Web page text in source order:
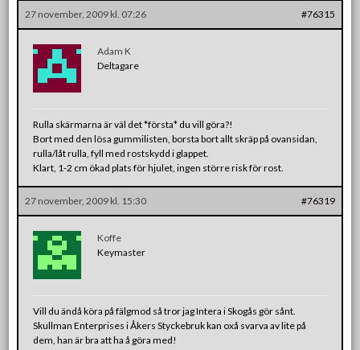
27 november, 2009 kl. 07:26 #76315
Adam K
Deltagare
Rulla skärmarna är väl det *första* du vill göra?!
Bort med den lösa gummilisten, borsta bort allt skräp på ovansidan,
rulla/låt rulla, fyll med rostskydd i glappet.
Klart, 1-2 cm ökad plats för hjulet, ingen större risk för rost.
27 november, 2009 kl. 15:30 #76319
Koffe
Keymaster
Vill du ändå köra på fälgmod så tror jag Intera i Skogås gör sånt.
Skullman Enterprises i Åkers Styckebruk kan oxå svarva av lite på
dem, han är bra att ha å göra med!